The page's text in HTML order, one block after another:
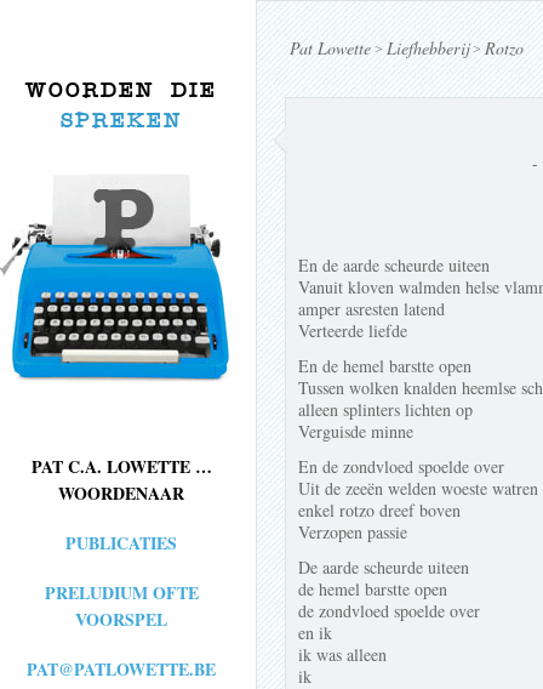
WOORDEN DIE
SPREKEN
PAT C.A. LOWETTE …
WOORDENAAR
PUBLICATIES
PRELUDIUM OFTE
VOORSPEL
PAT@PATLOWETTE.BE
Pat Lowette> Liefhebberij>Rotzo
-
En de aarde scheurde uiteen
Vanuit kloven walmden helse
amper asresten latend
Verteerde liefde
En de hemel barstte open
Tussen wolken knalden heemlse
alleen splinters lichten op
Verguisde minne
En de zondvloed spoelde over
Uit de zeeën welden woeste watren
enkel rotzo dreef boven
Verzopen passie
De aarde scheurde uiteen
de hemel barstte open
de zondvloed spoelde over
en ik
ik was alleen
ik